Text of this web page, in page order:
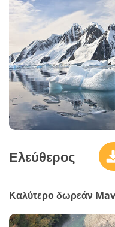
Ελεύθερος
Καλύτερο δωρεάν